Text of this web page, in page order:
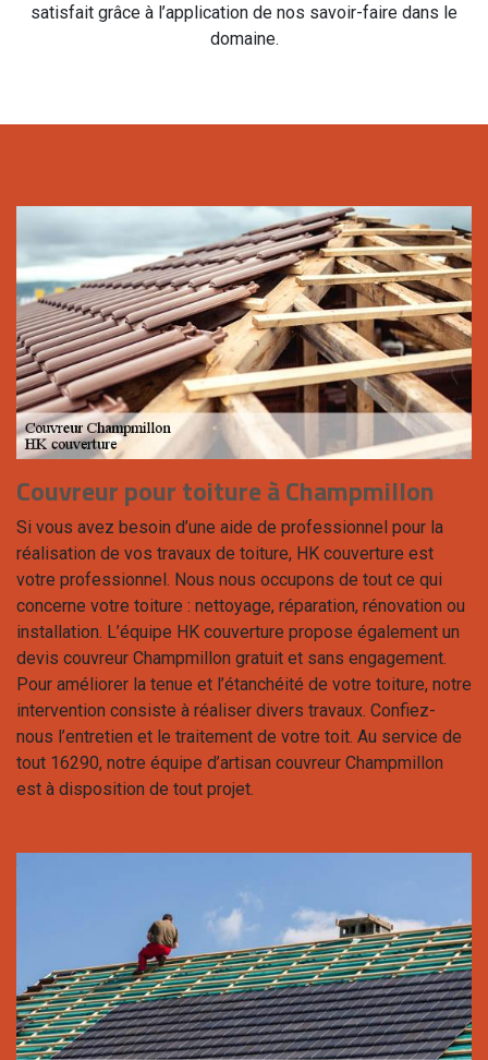
satisfait grâce à l’application de nos savoir-faire dans le
domaine.
Couvreur pour toiture à Champmillon
Si vous avez besoin d’une aide de professionnel pour la
réalisation de vos travaux de toiture, HK couverture est
votre professionnel. Nous nous occupons de tout ce qui
concerne votre toiture : nettoyage, réparation, rénovation ou
installation. L’équipe HK couverture propose également un
devis couvreur Champmillon gratuit et sans engagement.
Pour améliorer la tenue et l’étanchéité de votre toiture, notre
intervention consiste à réaliser divers travaux. Confiez-
nous l’entretien et le traitement de votre toit. Au service de
tout 16290, notre équipe d’artisan couvreur Champmillon
est à disposition de tout projet.